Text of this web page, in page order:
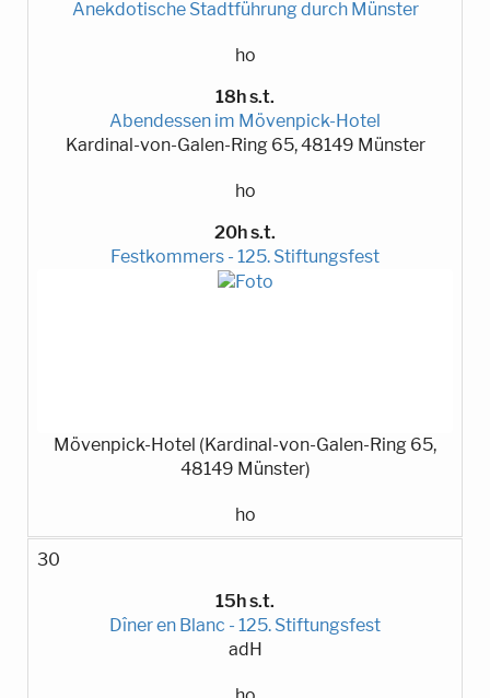
Anekdotische Stadtführung durch Münster
ho
18h s.t.
Abendessen im Mövenpick-Hotel
Kardinal-von-Galen-Ring 65, 48149 Münster
ho
20h s.t.
Festkommers - 125. Stiftungsfest
Mövenpick-Hotel (Kardinal-von-Galen-Ring 65,
48149 Münster)
ho
30
15h s.t.
Dîner en Blanc - 125. Stiftungsfest
adH